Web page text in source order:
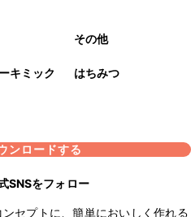
その他
キミック
はちみつ
ンロードする
SNSをフォロー
セプトに、簡単においしく作れる